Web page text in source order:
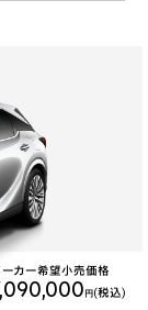
ーカー希望小売価格
円(税込)